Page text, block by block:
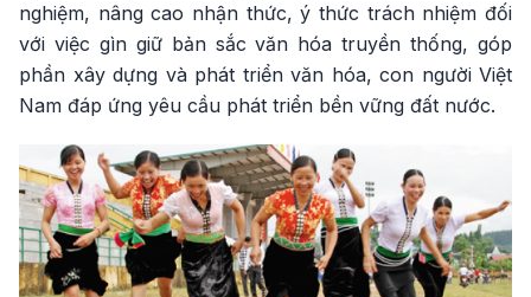
nghiệm, nâng cao nhận thức, ý thức trách nhiệm đối
với việc gìn giữ bản sắc văn hóa truyền thống, góp
phần xây dựng và phát triển văn hóa, con người Việt
Nam đáp ứng yêu cầu phát triển bền vững đất nước.